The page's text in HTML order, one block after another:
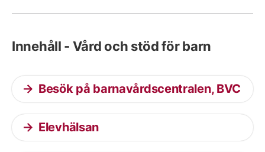
Innehåll - Vård och stöd för barn
Besök på barnavårdscentralen, BVC
Elevhälsan